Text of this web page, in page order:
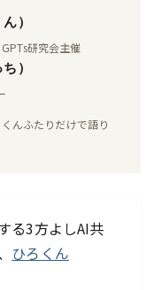
）
研究会主催
）
んふたりだけで語り
る3方よしAI共
ひろくん